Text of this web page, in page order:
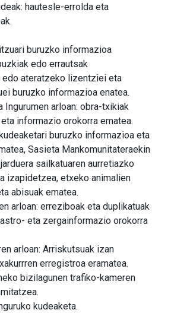
hautesle-errolda eta
buruzko informazioa
edo errautsak
edo ateratzeko lizentziei eta
buruzko informazioa enatea.
Ingurumen arloan: obra-txikiak
informazio orokorra ematea.
buruzko informazioa eta
Sasieta Mankomunitateraekin
sailkatuaren aurretiazko
izapidetzea, etxeko animalien
abisuak ematea.
arloan: erreziboak eta duplikatuak
eta zergainformazio orokorra
arloan: Arriskutsuak izan
erregistroa eramatea.
bizilagunen trafiko-kameren
kudeaketa.